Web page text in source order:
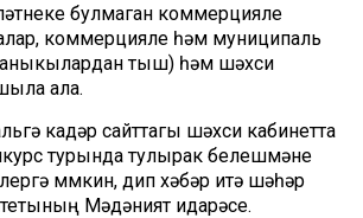
булмаган коммерцияле
коммерцияле һәм муниципаль
тыш) һәм шәхси
ала.
кадәр сайттагы шәхси кабинетта
турында тулырак белешмәне
мөмкин, дип хәбәр итә шәһәр
Мәдәният идарәсе.